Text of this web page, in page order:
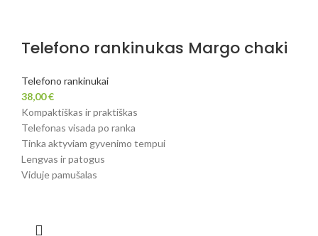
Telefono rankinukas Margo chaki
Telefono rankinukai
38,00€
Kompaktiškas ir praktiškas
Telefonas visada po ranka
Tinka aktyviam gyvenimo tempui
Lengvas ir patogus
Viduje pamušalas